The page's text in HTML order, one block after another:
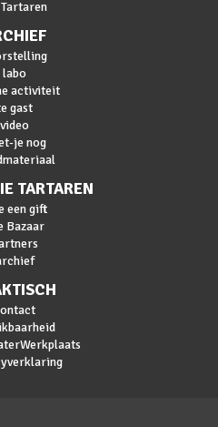
labo
activiteit
gast
video
je nog
TARTAREN
een gift
Bazaar